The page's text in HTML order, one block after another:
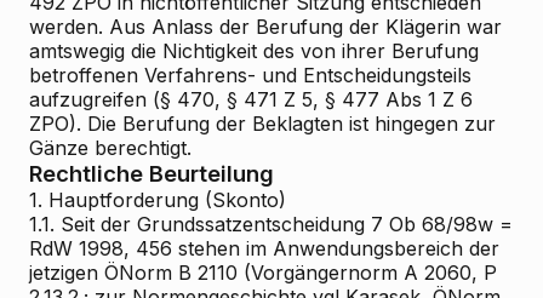
werden. Aus Anlass der Berufung der Klägerin war
amtswegig die Nichtigkeit des von ihrer Berufung
betroffenen Verfahrens- und Entscheidungsteils
aufzugreifen (§ 470, § 471 Z 5, § 477 Abs 1 Z 6
ZPO). Die Berufung der Beklagten ist hingegen zur
Gänze berechtigt.
Rechtliche Beurteilung
1. Hauptforderung (Skonto)
1.1. Seit der Grundssatzentscheidung 7 Ob 68/98w =
RdW 1998, 456 stehen im Anwendungsbereich der
jetzigen ÖNorm B 2110 (Vorgängernorm A 2060, P